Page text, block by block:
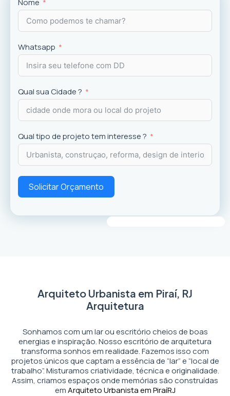
experiência dos usuários.
Nome
Whatsapp
Qual sua Cidade ?
Qual tipo de projeto tem interesse ?
Solicitar Orçamento
Arquiteto Urbanista em Piraí, RJ
Arquitetura
Sonhamos com um lar ou escritório cheios de boas
energias e inspiração. Nosso escritório de arquitetura
transforma sonhos em realidade. Fazemos isso com
projetos únicos que captam a essência de “lar” e “local de
trabalho”. Misturamos criatividade, técnica e originalidade.
Assim, criamos espaços onde memórias são construídas
emArquiteto Urbanista em PiraíRJ